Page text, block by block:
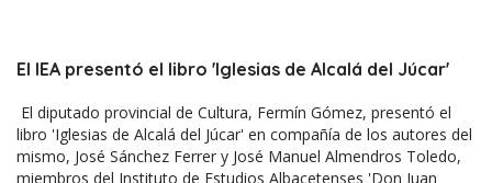
El IEA presentó el libro 'Iglesias de Alcalá del Júcar'
El diputado provincial de Cultura, Fermín Gómez, presentó el
libro 'Iglesias de Alcalá del Júcar' en compañía de los autores del
mismo, José Sánchez Ferrer y José Manuel Almendros Toledo,
miembros del Instituto de Estudios Albacetenses 'Don Juan